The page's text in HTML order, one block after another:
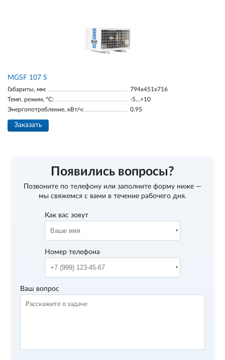
MGSF 107 S
Габариты, мм:
794x451x716
Темп. режим, °С:
-5...+10
Энергопотребление, кВт/ч:
0.95
Заказать
Появились вопросы?
Позвоните по телефону или заполните форму ниже —
мы свяжемся с вами в течение рабочего дня.
Как вас зовут
Номер телефона
Ваш вопрос